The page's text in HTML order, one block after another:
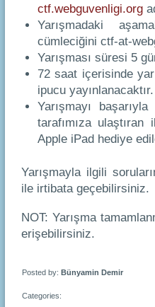
ctf.webguvenligi.org
Yarışmadaki
cümleciğini ctf-at-
Yarışması süresi 5
72 saat içerisinde
ipucu yayınlanacaktır.
Yarışmayı
tarafımıza ulaştıran
Apple iPad hediye
Yarışmayla ilgili
ile irtibata geçebilirsiniz.
NOT: Yarışma
erişebilirsiniz.
Posted by: Bünyamin Demir
Categories: